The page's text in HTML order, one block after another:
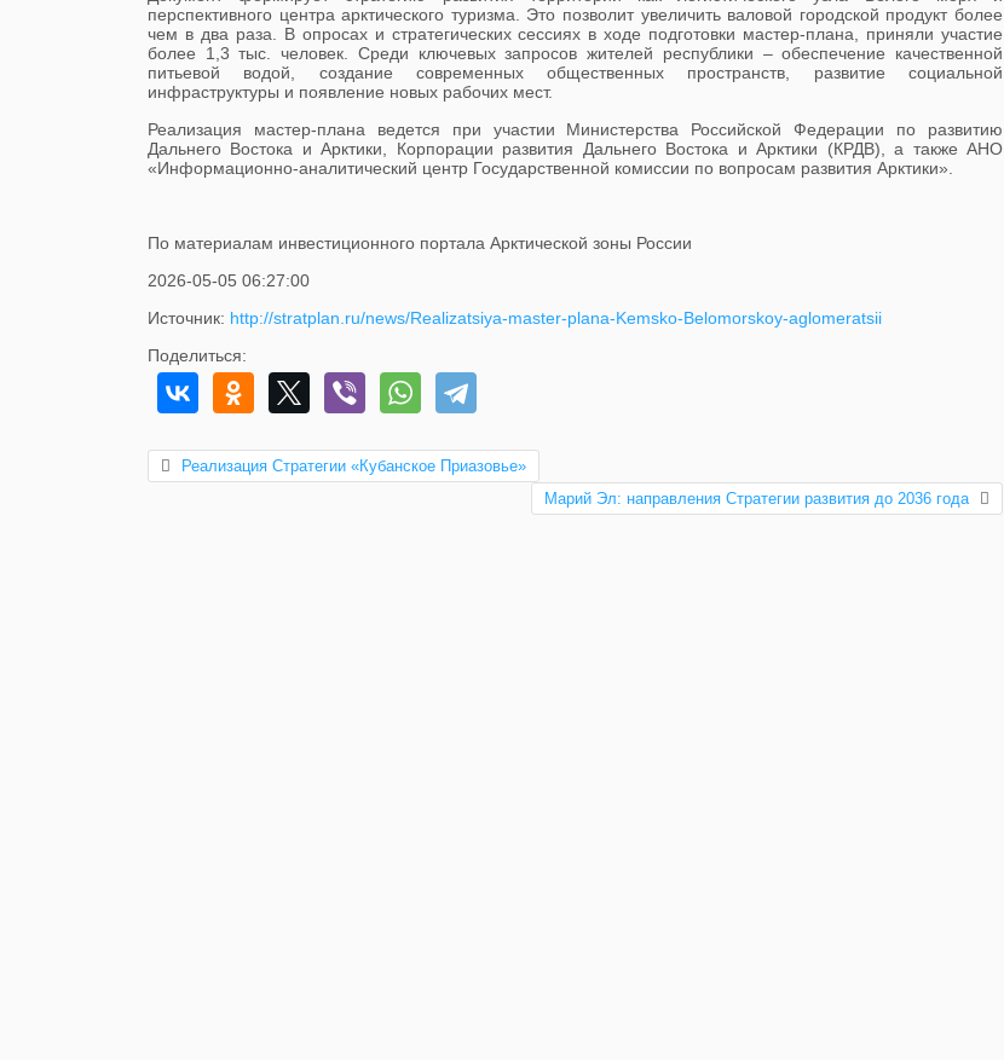
перспективного центра арктического туризма. Это позволит увеличить валовой городской продукт более
чем в два раза. В опросах и стратегических сессиях в ходе подготовки мастер-плана, приняли участие
более 1,3 тыс. человек. Среди ключевых запросов жителей республики – обеспечение качественной
питьевой водой, создание современных общественных пространств, развитие социальной
инфраструктуры и появление новых рабочих мест.
Реализация мастер-плана ведется при участии Министерства Российской Федерации по развитию
Дальнего Востока и Арктики, Корпорации развития Дальнего Востока и Арктики (КРДВ), а также АНО
«Информационно-аналитический центр Государственной комиссии по вопросам развития Арктики».
По материалам инвестиционного портала Арктической зоны России
2026-05-05 06:27:00
Источник: http://stratplan.ru/news/Realizatsiya-master-plana-Kemsko-Belomorskoy-aglomeratsii
Поделиться:
Реализация Стратегии «Кубанское Приазовье»
Марий Эл: направления Стратегии развития до 2036 года